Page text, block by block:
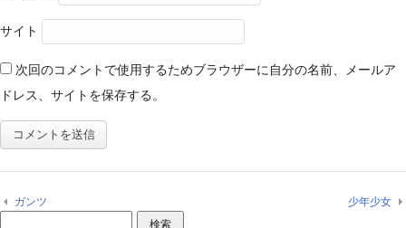
サイト
次回のコメントで使用するためブラウザーに自分の名前、メールア
ドレス、サイトを保存する。
ガンツ 少年少女